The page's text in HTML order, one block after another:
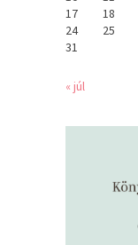
17
18
24
25
31
« júl